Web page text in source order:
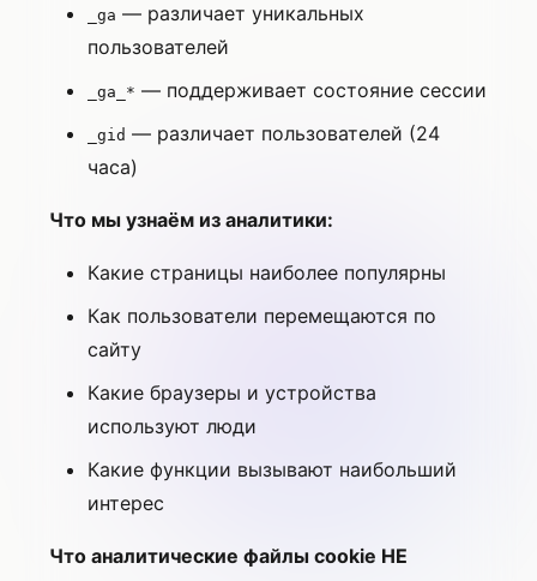
_ga — различает уникальных
пользователей
_ga_* — поддерживает состояние сессии
_gid — различает пользователей (24
часа)
Что мы узнаём из аналитики:
Какие страницы наиболее популярны
Как пользователи перемещаются по
сайту
Какие браузеры и устройства
используют люди
Какие функции вызывают наибольший
интерес
Что аналитические файлы cookie НЕ